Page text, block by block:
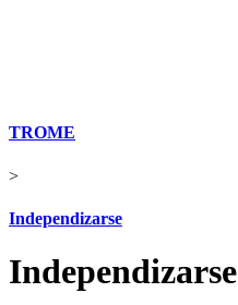
TROME
>
Independizarse
Independizarse